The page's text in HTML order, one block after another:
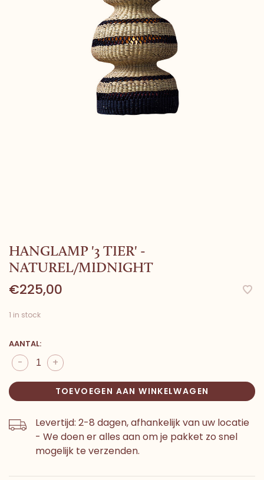
HANGLAMP '3 TIER' -
NATUREL/MIDNIGHT
€225,00
1 in stock
AANTAL:
+
-
TOEVOEGEN AAN WINKELWAGEN
Levertijd: 2-8 dagen, afhankelijk van uw locatie
- We doen er alles aan om je pakket zo snel
mogelijk te verzenden.